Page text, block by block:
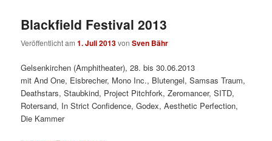
Blackfield Festival 2013
Veröffentlicht am1. Juli 2013vonSven Bähr
Gelsenkirchen (Amphitheater), 28. bis 30.06.2013
mit And One, Eisbrecher, Mono Inc., Blutengel, Samsas Traum,
Deathstars, Staubkind, Project Pitchfork, Zeromancer, SITD,
Rotersand, In Strict Confidence, Godex, Aesthetic Perfection,
Die Kammer